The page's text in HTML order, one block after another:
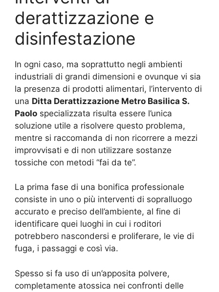
derattizzazione e
disinfestazione
In ogni caso, ma soprattutto negli ambienti
industriali di grandi dimensioni e ovunque vi sia
la presenza di prodotti alimentari, l’intervento di
una Ditta Derattizzazione Metro Basilica S.
Paolo specializzata risulta essere l’unica
soluzione utile a risolvere questo problema,
mentre si raccomanda di non ricorrere a mezzi
improvvisati e di non utilizzare sostanze
tossiche con metodi “fai da te”.
La prima fase di una bonifica professionale
consiste in uno o più interventi di sopralluogo
accurato e preciso dell’ambiente, al fine di
identificare quei luoghi in cui i roditori
potrebbero nascondersi e proliferare, le vie di
fuga, i passaggi e così via.
Spesso si fa uso di un’apposita polvere,
completamente atossica nei confronti delle